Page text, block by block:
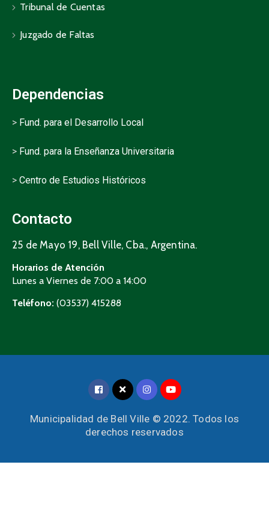
Tribunal de Cuentas
Juzgado de Faltas
Dependencias
> Fund. para el Desarrollo Local
> Fund. para la Enseñanza Universitaria
> Centro de Estudios Históricos
Contacto
25 de Mayo 19, Bell Ville, Cba., Argentina.
Horarios de Atención
Lunes a Viernes de 7:00 a 14:00
Teléfono: (03537) 415288
Municipalidad de Bell Ville © 2022. Todos los
derechos reservados